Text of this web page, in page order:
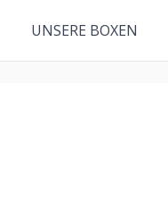
UNSERE BOXEN